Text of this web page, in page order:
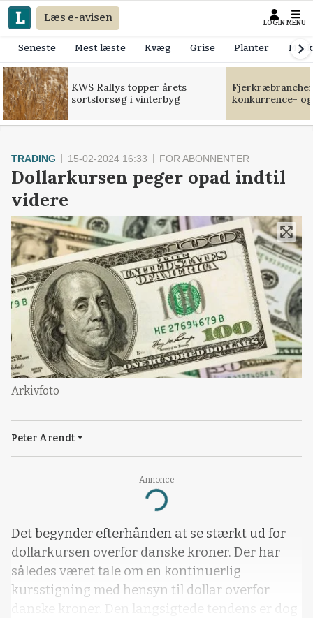
Læs e-avisen LOGIN MENU
Seneste Mest læste Kvæg Grise Planter
KWS Rallys topper årets
sortsforsøg i vinterbyg
konkurrence-
Annonce
Loading...
TRADING 15-02-2024 16:33 FOR ABONNENTER
Dollarkursen peger opad indtil
videre
Arkivfoto
Peter Arendt
Det begynder efterhånden at se stærkt ud for
dollarkursen overfor danske kroner. Der har
således været tale om en kontinuerlig
kursstigning med hensyn til dollar overfor
danske kroner. Den langsigtede tendens er dog